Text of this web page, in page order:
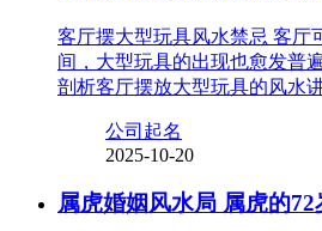
客厅摆大型玩具风水禁忌 客厅
间，大型玩具的出现也愈发普
剖析客厅摆放大型玩具的风水
公司起名
2025-10-20
属虎婚姻风水局 属虎的